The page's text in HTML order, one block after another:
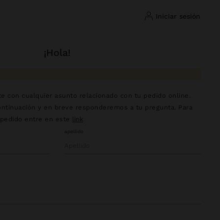
iniciar sesión
¡hola!
con cualquier asunto relacionado con tu pedido online.
y en breve responderemos a tu pregunta. Para
entre en este
link
apellido